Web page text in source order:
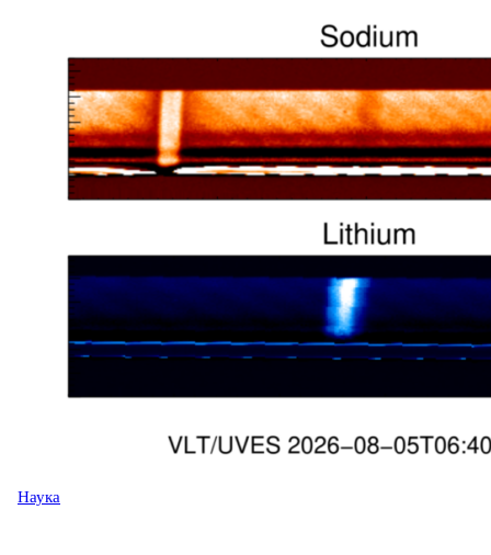
Наука